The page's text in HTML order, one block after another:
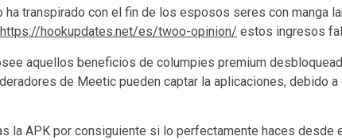
transpirado con el fin de los esposos seres con manga
https://hookupdates.net/es/twoo-opinion/ estos ingresos
aquellos beneficios de columpies premium
de Meetic pueden captar la aplicaciones, debido
la APK por consiguiente si lo perfectamente haces